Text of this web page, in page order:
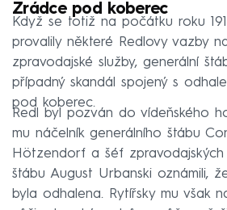
Zrádce pod koberec
Když se totiž na počátku roku
provalily některé Redlovy vazby
zpravodajské služby, generální
případný skandál spojený s
pod koberec.
Redl byl pozván do vídeňského
mu náčelník generálního štábu
Hötzendorf a šéf zpravodajských
štábu August Urbanski oznámili,
byla odhalena. Rytířsky mu však